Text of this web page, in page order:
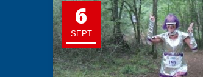
6
SEPT